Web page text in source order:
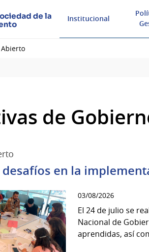
de la
Institucional
de
desafíos en la
03/08/2026
El 24 de julio se
Nacional de
aprendidas, así